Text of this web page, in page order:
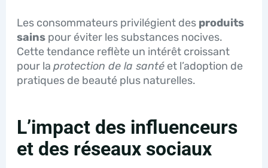
Les consommateurs privilégient des produits
sainspour éviter les substances nocives.
Cette tendance reflète un intérêt croissant
pour la protection de la santéet l’adoption de
pratiques de beauté plus naturelles.
L’impact des influenceurs
et des réseaux sociaux